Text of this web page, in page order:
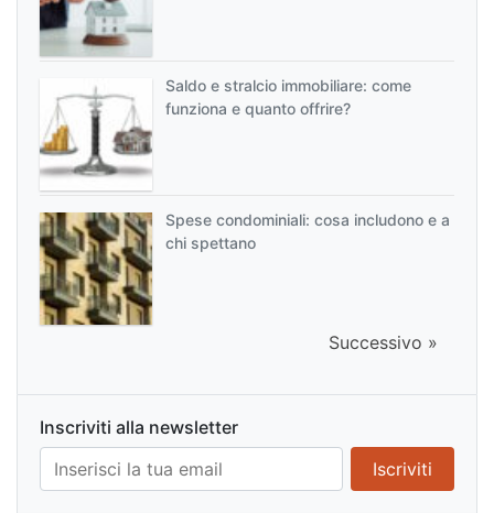
Saldo e stralcio immobiliare: come
funziona e quanto offrire?
Spese condominiali: cosa includono e a
chi spettano
Successivo »
Inscriviti alla newsletter